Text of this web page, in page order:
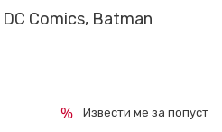
Comics, Batman
Извести ме за попуст